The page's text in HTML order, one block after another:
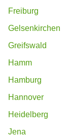
Freiburg
Gelsenkirchen
Greifswald
Hamm
Hamburg
Hannover
Heidelberg
Jena